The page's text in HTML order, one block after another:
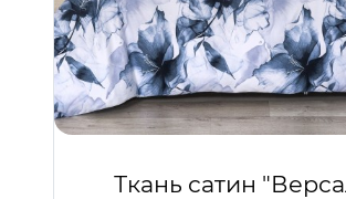
Ткань сатин